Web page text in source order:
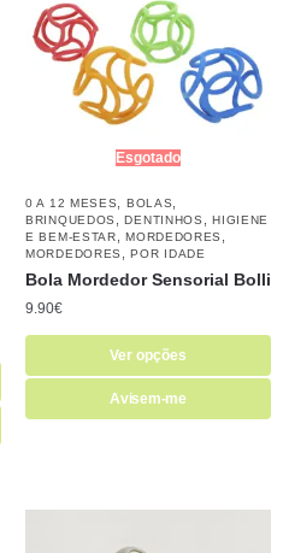
Esgotado
0 A 12 MESES BOLAS
BRINQUEDOS ,DENTINHOS ,HIGIENE
E BEM-ESTAR
,MORDEDORES
MORDEDORES ,POR IDADE
Bola Mordedor Sensorial Bolli
9.90€
Ver opções
Avisem-me